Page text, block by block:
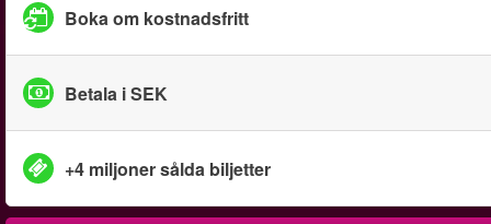
Boka om kostnadsfritt
Betala i SEK
+4 miljoner sålda biljetter